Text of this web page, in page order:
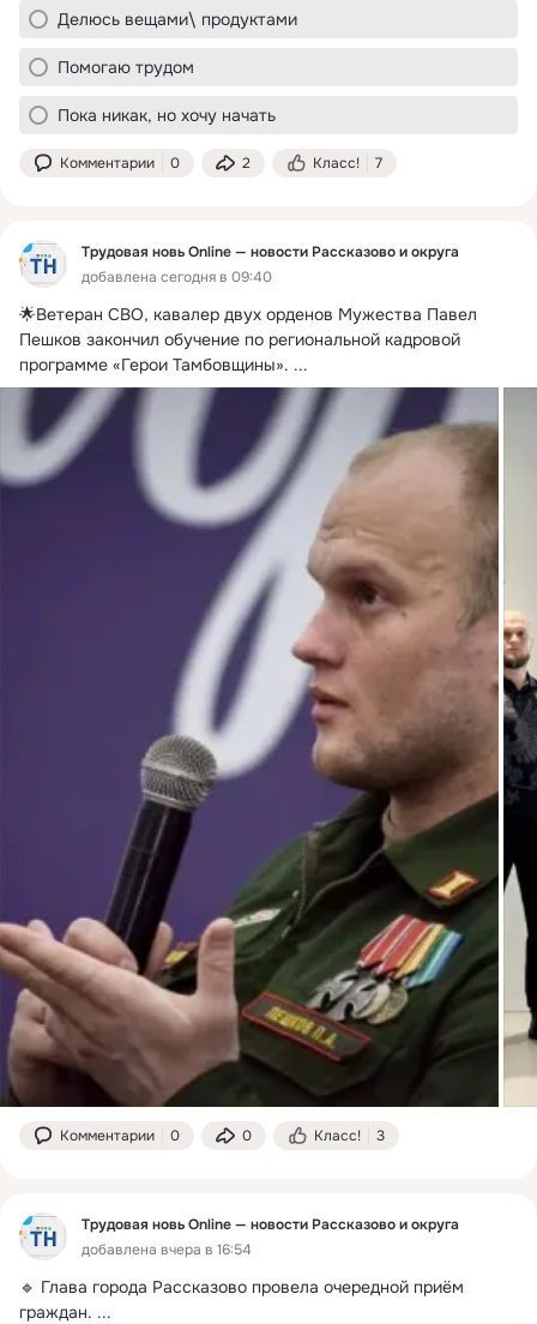
Делюсь вещами\ продуктами
Помогаю трудом
Пока никак, но хочу начать
Комментарии 0 2 Класс! 7
Трудовая новь Online — новости Рассказово и округа
добавлена сегодня в 09:40
🌟Ветеран СВО, кавалер двух орденов Мужества Павел
Пешков закончил обучение по региональной кадровой
программе «Герои Тамбовщины». ...
Комментарии 0 0 Класс! 3
Трудовая новь Online — новости Рассказово и округа
добавлена вчера в 16:54
🔹 Глава города Рассказово провела очередной приём
граждан. ...